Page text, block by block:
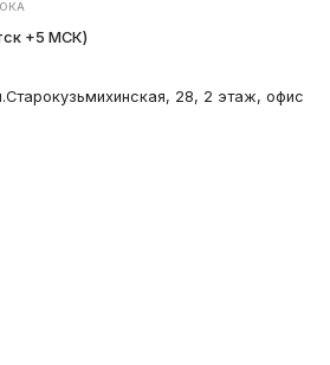
+5 МСК)
28, 2 этаж, офис